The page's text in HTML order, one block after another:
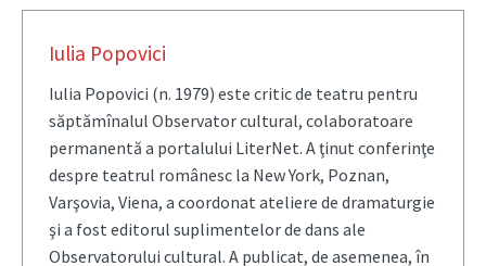
Iulia Popovici
Iulia Popovici (n. 1979) este critic de teatru pentru
săptămînalul Observator cultural, colaboratoare
permanentă a portalului LiterNet. A ţinut conferinţe
despre teatrul românesc la New York, Poznan,
Varşovia, Viena, a coordonat ateliere de dramaturgie
şi a fost editorul suplimentelor de dans ale
Observatorului cultural. A publicat, de asemenea, în